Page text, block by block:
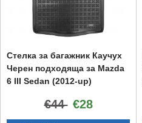
Стелка за багажник Каучух
Черен подходяща за Mazda
6 III Sedan (2012-up)
€44 €28